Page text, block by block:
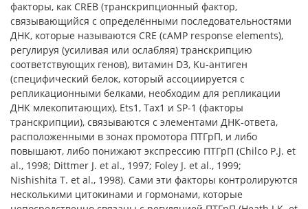
факторы, как CREB (транскрипционный фактор,
связывающийся с определёнными последовательностями
ДНК, которые называются CRE (cAMP response elements),
регулируя (усиливая или ослабляя) транскрипцию
соответствующих генов), витамин D3, Ku-антиген
(специфический белок, который ассоциируется с
репликационными белками, необходим для репликации
ДНК млекопитающих), Ets1, Tax1 и SP-1 (факторы
транскрипции), связываются с элементами ДНК-ответа,
расположенными в зонах промотора ПТГрП, и либо
повышают, либо понижают экспрессию ПТГрП (Chilco P.J. et
al., 1998; Dittmer J. et al., 1997; Foley J. et al., 1999;
Nishishita T. et al., 1998). Сами эти факторы контролируются
несколькими цитокинами и гормонами, которые